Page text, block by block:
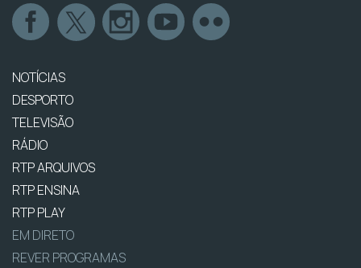
NOTÍCIAS
DESPORTO
TELEVISÃO
RÁDIO
RTP ARQUIVOS
RTP ENSINA
RTP PLAY
EM DIRETO
REVER PROGRAMAS